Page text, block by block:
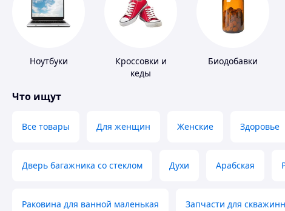
Ноутбуки
Кроссовки и
кеды
Биодобавки
Что ищут
Все товары Для женщин Женские Здоровье
Дверь багажника со стеклом Духи Арабская
Раковина для ванной маленькая Запчасти для